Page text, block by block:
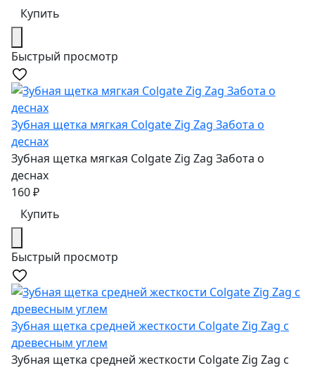
Купить
Быстрый просмотр
Зубная щетка мягкая Colgate Zig Zag Забота о
деснах
Зубная щетка мягкая Colgate Zig Zag Забота о
деснах
160₽
Купить
Быстрый просмотр
Зубная щетка средней жесткости Colgate Zig Zag с
древесным углем
Зубная щетка средней жесткости Colgate Zig Zag с